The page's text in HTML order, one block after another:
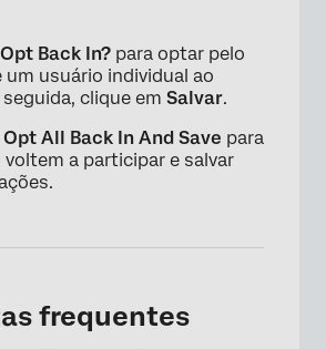
×
Opt Back In? para optar pelo
um usuário individual ao
clique em Salvar.
Opt All Back In And Save para
a participar e salvar
frequentes